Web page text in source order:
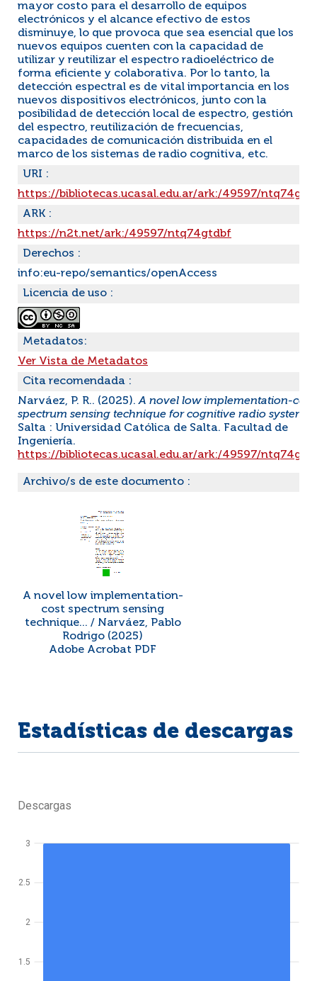
mayor costo para el desarrollo de equipos
electrónicos y el alcance efectivo de estos
disminuye, lo que provoca que sea esencial que los
nuevos equipos cuenten con la capacidad de
utilizar y reutilizar el espectro radioeléctrico de
forma eficiente y colaborativa. Por lo tanto, la
detección espectral es de vital importancia en los
nuevos dispositivos electrónicos, junto con la
posibilidad de detección local de espectro, gestión
del espectro, reutilización de frecuencias,
capacidades de comunicación distribuida en el
marco de los sistemas de radio cognitiva, etc.
URI :
https://bibliotecas.ucasal.edu.ar/ark:/49597/
ARK :
https://n2t.net/ark:/49597/ntq74gtdbf
Derechos :
info:eu-repo/semantics/openAccess
Licencia de uso :
Metadatos:
Ver Vista de Metadatos
Cita recomendada :
Narváez, P. R.. (2025).A novel low implementation-cost
spectrum sensing technique for cognitive radio systems
Salta : Universidad Católica de Salta. Facultad de
Ingeniería.
https://bibliotecas.ucasal.edu.ar/ark:/49597/
Archivo/s de este documento :
A novel low implementation-
cost spectrum sensing
technique... / Narváez, Pablo
Rodrigo (2025)
Adobe Acrobat PDF
Estadísticas de descargas
Descargas
1.5
2
2.5
3